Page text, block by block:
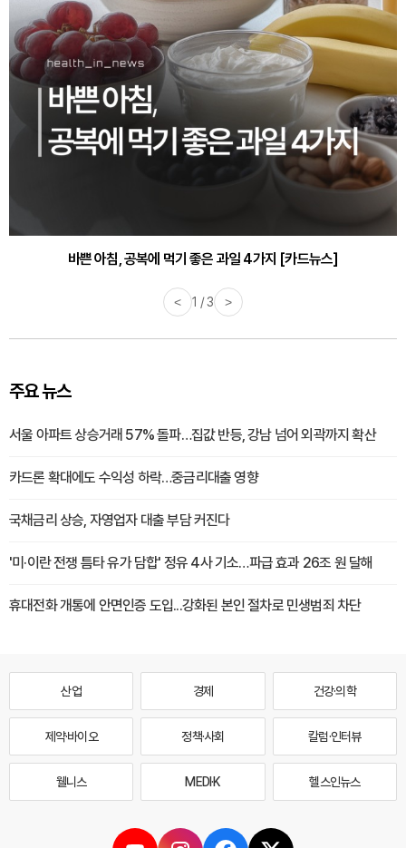
바쁜 아침, 공복에 먹기 좋은 과일 4가지 [카드뉴스]
< 1 / 3 >
주요 뉴스
서울 아파트 상승거래 57% 돌파…집값 반등, 강남 넘어 외곽까지 확산
카드론 확대에도 수익성 하락…중금리대출 영향
국채금리 상승, 자영업자 대출 부담 커진다
'미·이란 전쟁 틈타 유가 담합' 정유 4사 기소…파급 효과 26조 원 달해
휴대전화 개통에 안면인증 도입...강화된 본인 절차로 민생범죄 차단
산업 경제 건강·의학
제약·바이오 정책·사회 칼럼·인터뷰
웰니스 MEDI·K 헬스인뉴스